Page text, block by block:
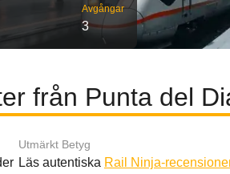
Avgångar
3
från Punta del
Utmärkt Betyg
Läs autentiska Rail Ninja-